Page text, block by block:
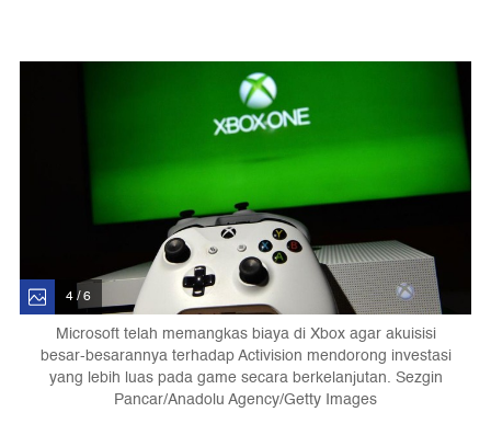
4 / 6
Microsoft telah memangkas biaya di Xbox agar akuisisi
besar-besarannya terhadap Activision mendorong investasi
yang lebih luas pada game secara berkelanjutan. Sezgin
Pancar/Anadolu Agency/Getty Images